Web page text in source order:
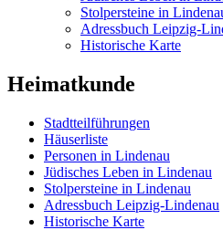
Stolpersteine in
Adressbuch Leipzig-
Historische Karte
Heimatkunde
Stadtteilführungen
Häuserliste
Personen in Lindenau
Jüdisches Leben in Lindenau
Stolpersteine in Lindenau
Adressbuch Leipzig-Lindenau
Historische Karte